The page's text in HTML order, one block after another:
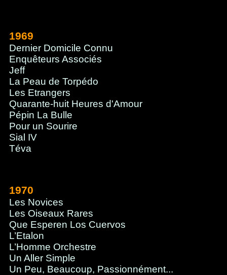
1969
Dernier Domicile Connu
Enquêteurs Associés
Jeff
La Peau de Torpédo
Les Etrangers
Quarante-huit Heures d'Amour
Pépin La Bulle
Pour un Sourire
Sial IV
Téva
1970
Les Novices
Les Oiseaux Rares
Que Esperen Los Cuervos
L’Etalon
L’Homme Orchestre
Un Aller Simple
Un Peu, Beaucoup, Passionnément...